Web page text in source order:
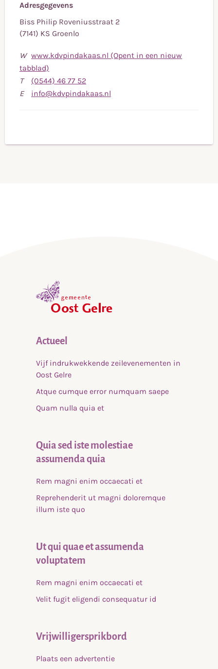
Adresgegevens
Biss Philip Roveniusstraat 2
(7141) KS Groenlo
W www.kdvpindakaas.nl (Opent in een nieuw
tabblad)
T
(0544) 46 77 52Bel
naar
77
E info@kdvpindakaas.nl
naar
Actueel
Vijf indrukwekkende zeilevenementen in
Oost Gelre
Atque cumque error numquam saepe
Quam nulla quia et
Quia sed iste molestiae
assumenda quia
Rem magni enim occaecati et
Reprehenderit ut magni doloremque
illum iste quo
Ut qui quae et assumenda
voluptatem
Rem magni enim occaecati et
Velit fugit eligendi consequatur id
Vrijwilligersprikbord
Plaats een advertentie